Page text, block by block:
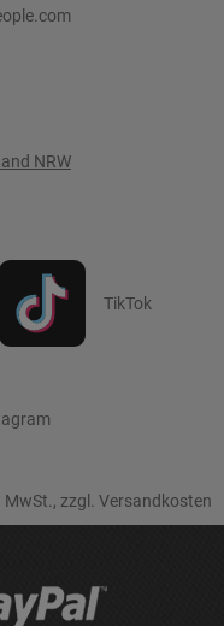
NRW
TikTok
MwSt., zzgl. Versandkosten